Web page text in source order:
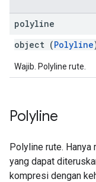
polyline
object (Polyline
Wajib. Polyline rute.
Polyline
Polyline rute. Hanya
yang dapat
kompresi dengan